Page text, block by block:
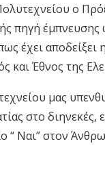
ο
πηγή έμπνευσης
έχει αποδείξει
και Έθνος της
μας
στο
“ Ναι” στον